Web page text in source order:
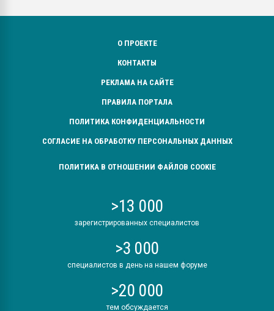
О ПРОЕКТЕ
КОНТАКТЫ
РЕКЛАМА НА САЙТЕ
ПРАВИЛА ПОРТАЛА
ПОЛИТИКА КОНФИДЕНЦИАЛЬНОСТИ
СОГЛАСИЕ НА ОБРАБОТКУ ПЕРСОНАЛЬНЫХ ДАННЫХ
ПОЛИТИКА В ОТНОШЕНИИ ФАЙЛОВ COOKIE
>13 000
зарегистрированных специалистов
>3 000
специалистов в день на нашем форуме
>20 000
тем обсуждается